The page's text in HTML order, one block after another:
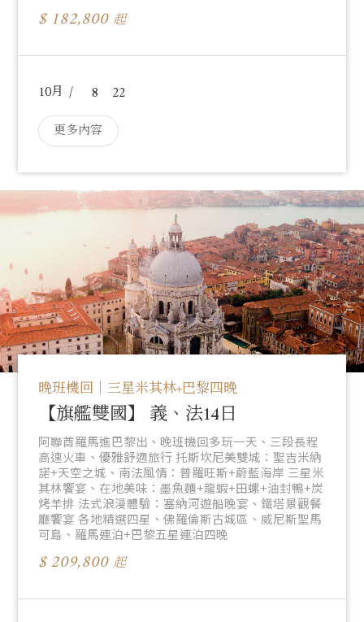
10 8 22
更多內容
182,800起
晚班機回｜三星米其林+巴黎四晚
【旗艦雙國】 義、法14日
阿聯酋羅馬進巴黎出、晚班機回多玩一天、三段長程
高速火車、優雅舒適旅行 托斯坎尼美雙城：聖吉米納
諾+天空之城、南法風情：普羅旺斯+蔚藍海岸 三星米
其林饗宴、在地美味：墨魚麵+龍蝦+田螺+油封鴨+炭
烤羊排 法式浪漫體驗：塞納河遊船晚宴、鐵塔景觀餐
廳饗宴 各地精選四星、佛羅倫斯古城區、威尼斯聖馬
可島、羅馬連泊+巴黎五星連泊四晚
209,800起